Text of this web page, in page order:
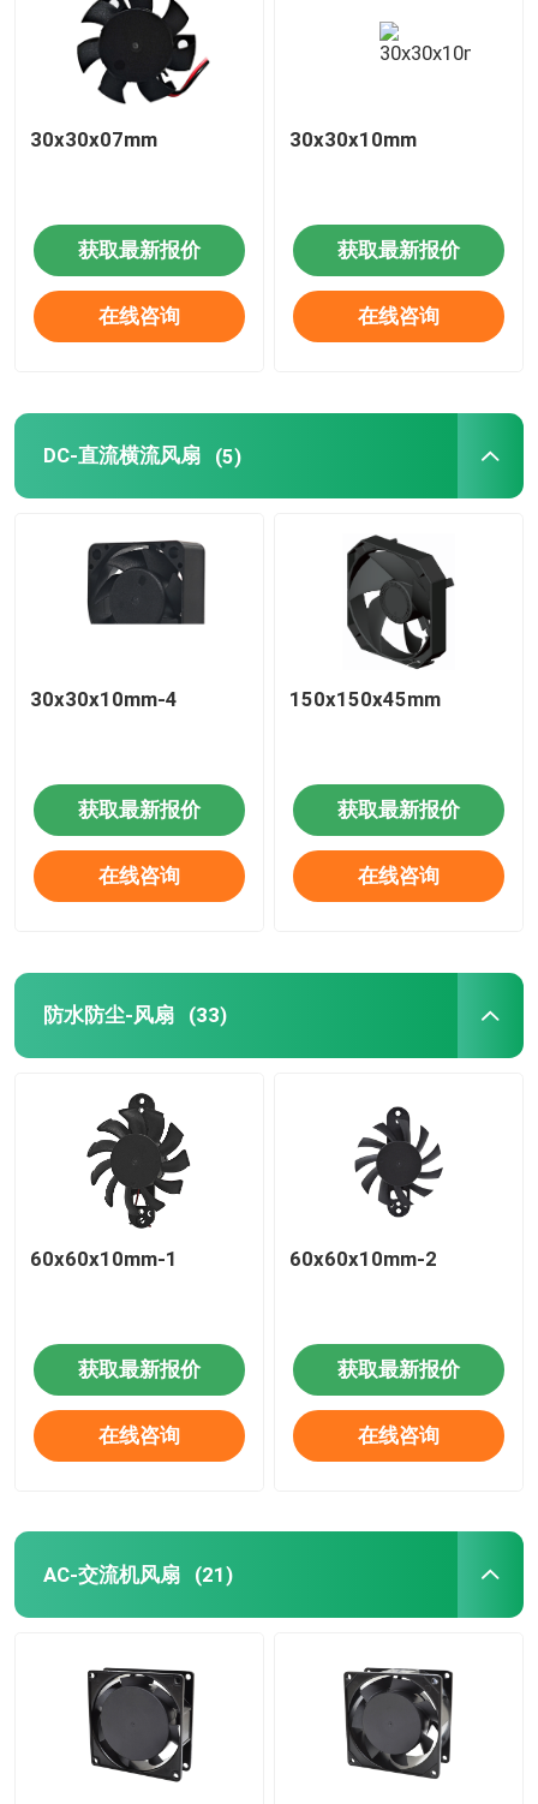
30x30x07mm
获取最新报价
在线咨询
30x30x10mm
获取最新报价
在线咨询
DC-直流横流风扇 (5)
30x30x10mm-4
获取最新报价
在线咨询
150x150x45mm
获取最新报价
在线咨询
防水防尘-风扇 (33)
60x60x10mm-1
获取最新报价
在线咨询
60x60x10mm-2
获取最新报价
在线咨询
AC-交流机风扇 (21)